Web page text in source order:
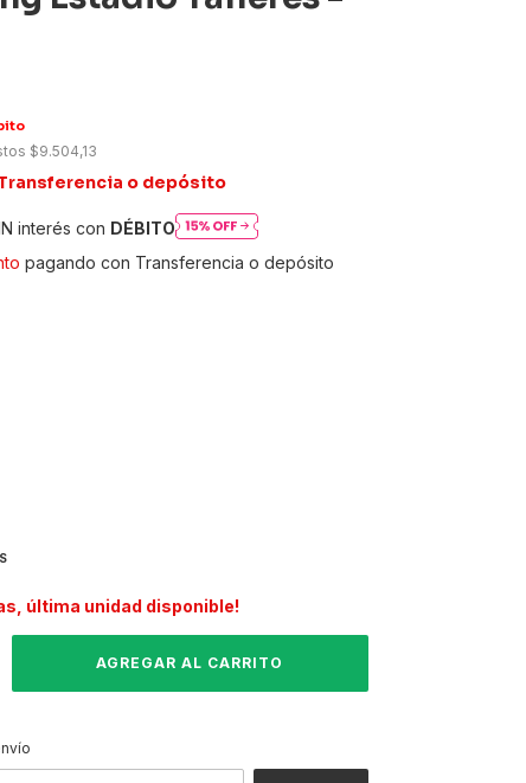
$9.504,13
o depósito
interés con DÉBITO
pagando con Transferencia o depósito
última unidad disponible!